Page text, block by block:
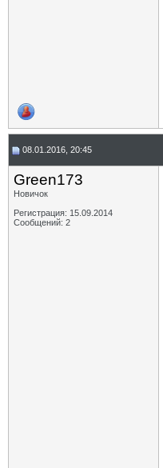
08.01.2016, 20:45
Green173
Новичок
Регистрация: 15.09.2014
Сообщений: 2